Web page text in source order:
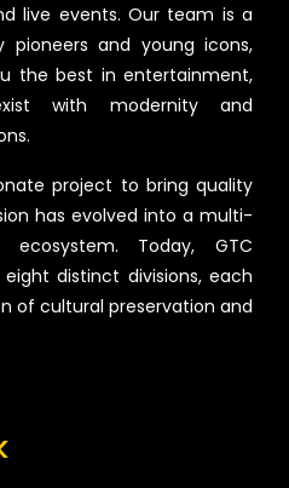
live events. Our team is a
and young icons,
the best in entertainment,
with modernity and
project to bring quality
has evolved into a multi-
Today, GTC
distinct divisions, each
of cultural preservation and